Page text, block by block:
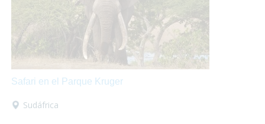
Safari en el Parque Kruger
Sudáfrica